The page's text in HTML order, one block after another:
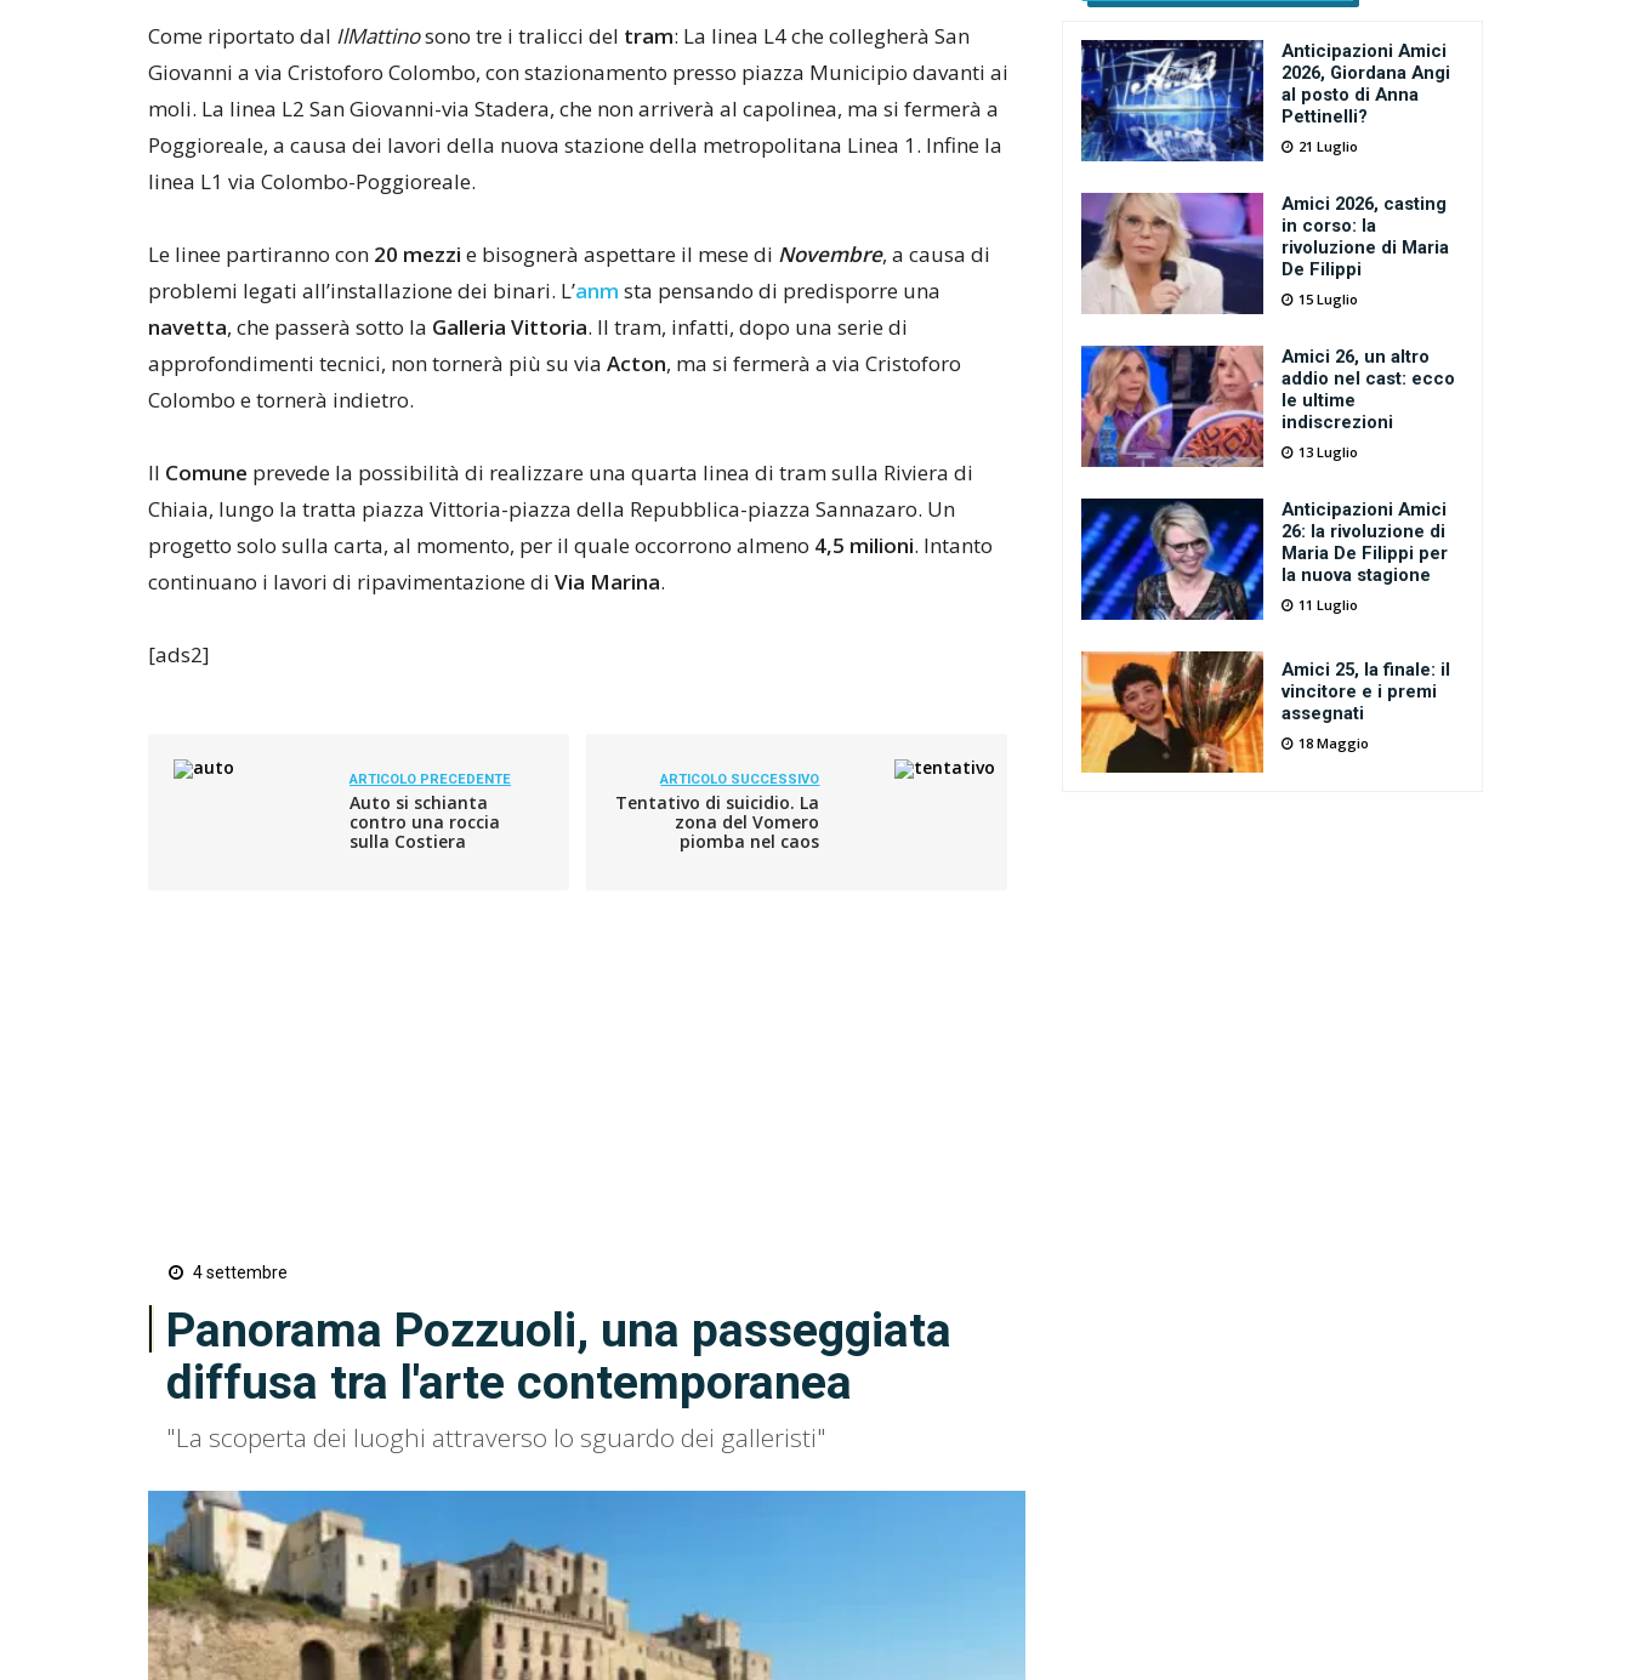
Come riportato dal IlMattinosono tre i tralicci del tram: La linea L4 che collegherà San
Giovanni a via Cristoforo Colombo, con stazionamento presso piazza Municipio davanti ai
moli. La linea L2 San Giovanni-via Stadera, che non arriverà al capolinea, ma si fermerà a
Poggioreale, a causa dei lavori della nuova stazione della metropolitana Linea 1. Infine la
linea L1 via Colombo-Poggioreale.
Le linee partiranno con 20 mezzi e bisognerà aspettare il mese di Novembre, a causa di
problemi legati all’installazione dei binari. L’anm sta pensando di predisporre una
navetta, che passerà sotto la Galleria Vittoria. Il tram, infatti, dopo una serie di
approfondimenti tecnici, non tornerà più su via Acton, ma si fermerà a via Cristoforo
Colombo e tornerà indietro.
Il Comune prevede la possibilità di realizzare una quarta linea di tram sulla Riviera di
Chiaia, lungo la tratta piazza Vittoria-piazza della Repubblica-piazza Sannazaro. Un
progetto solo sulla carta, al momento, per il quale occorrono almeno 4,5 milioni. Intanto
continuano i lavori di ripavimentazione di Via Marina.
[ads2]
ARTICOLO PRECEDENTE
Auto si schianta
contro una roccia
sulla Costiera
ARTICOLO SUCCESSIVO
Tentativo di suicidio. La
zona del Vomero
piomba nel caos
4 settembre
Panorama Pozzuoli, una passeggiata
diffusa tra l'arte contemporanea
"La scoperta dei luoghi attraverso lo sguardo dei galleristi"
Anticipazioni Amici
2026, Giordana Angi
al posto di Anna
Pettinelli?
21 Luglio
Amici 2026, casting
in corso: la
rivoluzione di Maria
De Filippi
15 Luglio
Amici 26, un altro
addio nel cast: ecco
le ultime
indiscrezioni
13 Luglio
Anticipazioni Amici
26: la rivoluzione di
Maria De Filippi per
la nuova stagione
11 Luglio
Amici 25, la finale: il
vincitore e i premi
assegnati
18 Maggio